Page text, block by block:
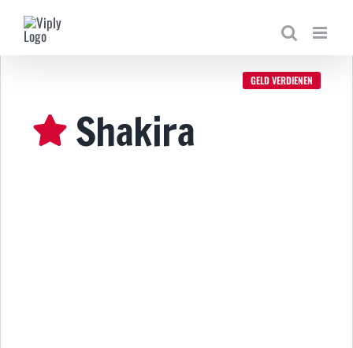
Inhalt
springen
GELD VERDIENEN
Shakira